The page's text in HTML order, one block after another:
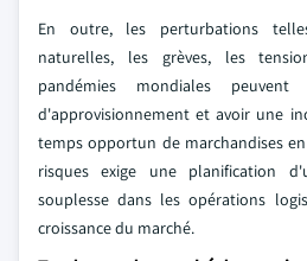
En outre, les perturbations
naturelles, les grèves, les
pandémies mondiales
d'approvisionnement et avoir une
temps opportun de marchandises
risques exige une planification
souplesse dans les opérations
croissance du marché.